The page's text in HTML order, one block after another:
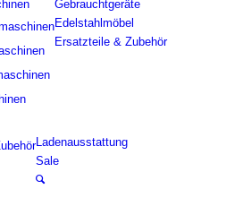
Gebrauchtgeräte
Edelstahlmöbel
Ersatzteile & Zubehör
Ladenausstattung
Sale